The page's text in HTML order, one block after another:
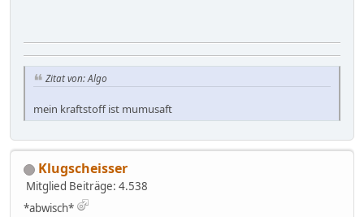
Zitat von: Algo
mein kraftstoff ist mumusaft
Klugscheisser
Mitglied Beiträge: 4.538
*abwisch*